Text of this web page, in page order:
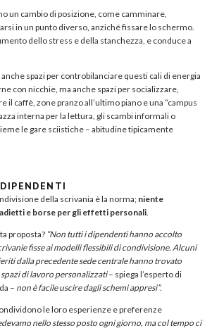
un cambio di posizione, come camminare,
in un punto diverso, anziché fissare lo schermo.
dello stress e della stanchezza, e conduce a
spazi per controbilanciare questi cali di energia
con nicchie, ma anche spazi per socializzare,
il caffè, zone pranzo all’ultimo piano e una “campus
interna per la lettura, gli scambi informali o
le gare sciistiche – abitudine tipicamente
della scrivania è la norma; niente
e borse per gli effetti personali.
proposta? “Non tutti i dipendenti hanno accolto
fisse ai modelli flessibili di condivisione. Alcuni
dalla precedente sede centrale hanno trovato
di lavoro personalizzati– spiega l’esperto di
– non è facile uscire dagli schemi appresi”.
le loro esperienze e preferenze
nello stesso posto ogni giorno, ma col tempo ci